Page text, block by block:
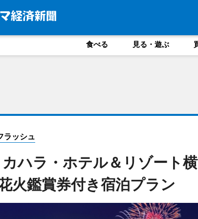
食べる 見る・遊ぶ
ラッシュ
ハラ・ホテル＆リゾート
火鑑賞券付き宿泊プラン